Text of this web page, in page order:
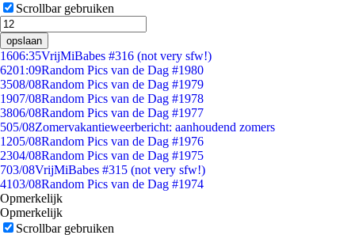
Scrollbar gebruiken
opslaan
1606:35VrijMiBabes #316 (not very sfw!)
6201:09Random Pics van de Dag #1980
3508/08Random Pics van de Dag #1979
1907/08Random Pics van de Dag #1978
3806/08Random Pics van de Dag #1977
505/08Zomervakantieweerbericht: aanhoudend zomers
1205/08Random Pics van de Dag #1976
2304/08Random Pics van de Dag #1975
703/08VrijMiBabes #315 (not very sfw!)
4103/08Random Pics van de Dag #1974
Opmerkelijk
Opmerkelijk
Scrollbar gebruiken